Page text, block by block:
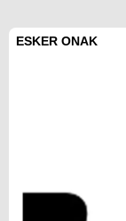
ESKER ONAK